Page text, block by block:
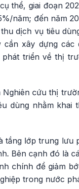
thể, giai đoạn
năm; đến năm
dịch vụ tiêu
cần xây dựng
triển về thị
cứu thị
dùng nhằm
lớp trung lưu
Bên cạnh đó là
chính để giảm
trong nước